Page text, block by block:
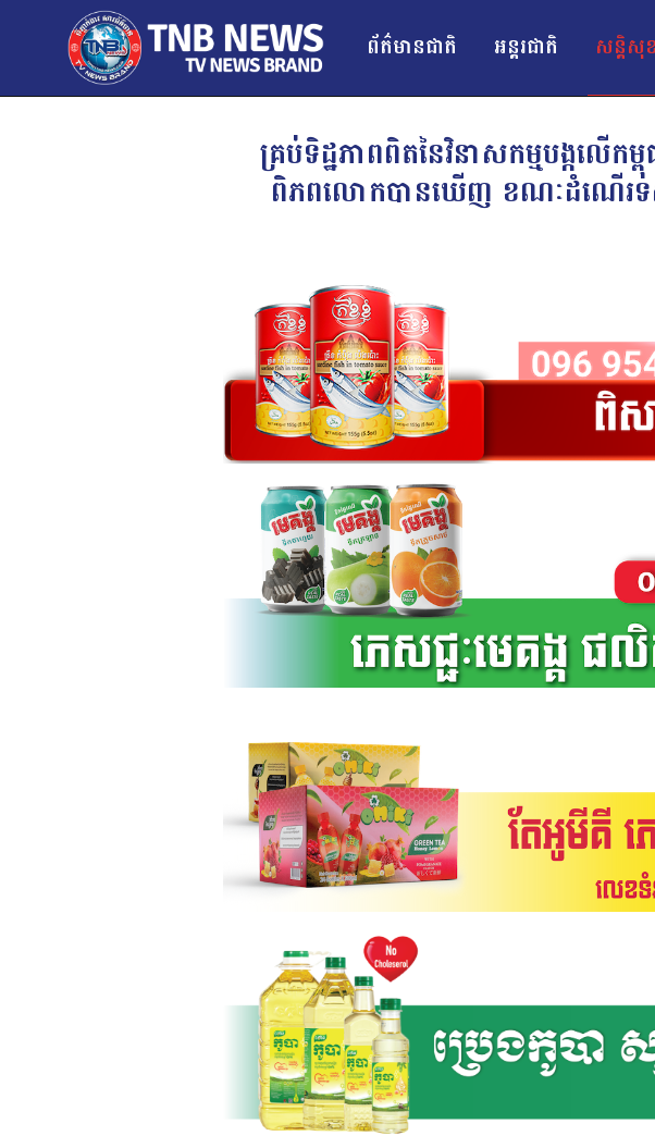
ព័ត៌មានជាតិ អន្ដរជាតិ សន្តិសុ
គ្រប់ទិដ្ឋភាពពិតនៃវិនាសកម្មបង្កលើក
ពិភពលោកបានឃើញ ខណៈដំណើរទ